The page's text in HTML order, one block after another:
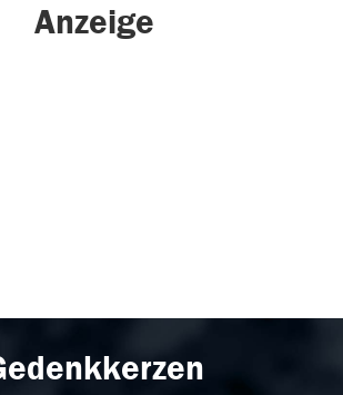
Anzeige